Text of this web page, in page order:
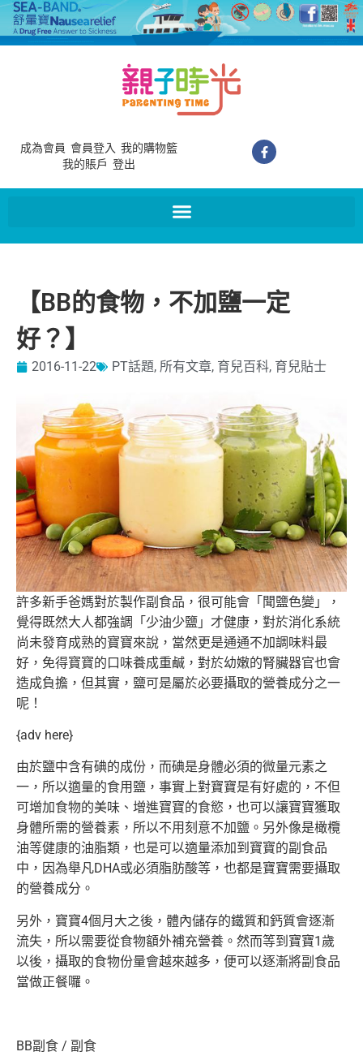
成為會員 會員登入 我的購物籃
我的賬戶 登出
【BB的食物，不加鹽一定
好？】
2016-11-22 PT話題, 所有文章, 育兒百科, 育兒貼士
許多新手爸媽對於製作副食品，很可能會「聞鹽色變」，
覺得既然大人都強調「少油少鹽」才健康， 對於消化系統
尚未發育成熟的寶寶來說， 當然更是通通不加調味料最
好，免得寶寶的口味養成重鹹， 對於幼嫩的腎臟器官也會
造成負擔，但其實， 鹽可是屬於必要攝取的營養成分之一
呢！
{adv here}
由於鹽中含有碘的成份，而碘是身體必須的微量元素之
一， 所以適量的食用鹽，事實上對寶寶是有好處的， 不但
可增加食物的美味、增進寶寶的食慾， 也可以讓寶寶獲取
身體所需的營養素，所以不用刻意不加鹽。 另外像是橄欖
油等健康的油脂類， 也是可以適量添加到寶寶的副食品
中， 因為舉凡DHA或必須脂肪酸等，也都是寶寶需要攝取
的營養成分。
另外，寶寶4個月大之後，體內儲存的鐵質和鈣質會逐漸
流失， 所以需要從食物額外補充營養。然而等到寶寶1歲
以後， 攝取的食物份量會越來越多，便可以逐漸將副食品
當做正餐囉。
BB副食 / 副食